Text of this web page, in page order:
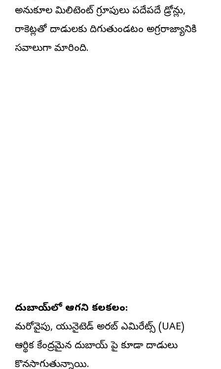
అనుకూల మిలిటెంట్ గ్రూపులు పదేపదే డ్రోన్లు,
రాకెట్లతో దాడులకు దిగుతుండటం అగ్రరాజ్యానికి
సవాలుగా మారింది.
దుబాయ్‌లో ఆగని కలకలం:
మరోవైపు, యునైటెడ్ అరబ్ ఎమిరేట్స్ (UAE)
ఆర్థిక కేంద్రమైన దుబాయ్‌ పై కూడా దాడులు
కొనసాగుతున్నాయి.